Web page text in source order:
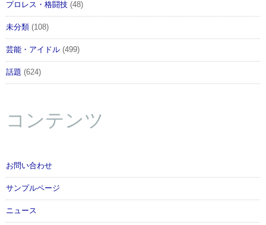
プロレス・格闘技 (48)
未分類 (108)
芸能・アイドル (499)
話題 (624)
コンテンツ
お問い合わせ
サンプルページ
ニュース